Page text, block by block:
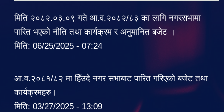
मिति २०८२.०३.०९ गते आ.व.२०८२/८३ का लागि नगरसभामा
पारित भएको नीति तथा कार्यक्रम र अनुमानित बजेट ।
मिति: 06/25/2025 - 07:24
आ.व.२०८१/८२ मा हिँउदे नगर सभाबाट पारित गरिएको बजेट तथा
कार्यक्रमहरु।
मिति: 03/27/2025 - 13:09